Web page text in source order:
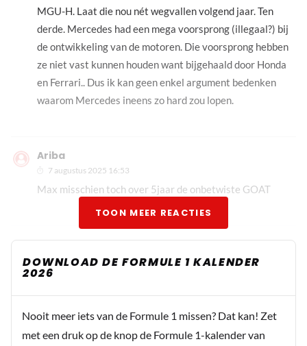
MGU-H. Laat die nou nét wegvallen volgend jaar. Ten
derde. Mercedes had een mega voorsprong (illegaal?) bij
de ontwikkeling van de motoren. Die voorsprong hebben
ze niet vast kunnen houden want bijgehaald door Honda
en Ferrari.. Dus ik kan geen enkel argument bedenken
waarom Mercedes ineens zo hard zou lopen.
Ariba
7 augustus 2025 16:53
Max misschien toch over 5jaar de onbetwiste GOAT
TOON MEER REACTIES
DOWNLOAD DE FORMULE 1 KALENDER
2026
Nooit meer iets van de Formule 1 missen? Dat kan! Zet
met een druk op de knop de Formule 1-kalender van